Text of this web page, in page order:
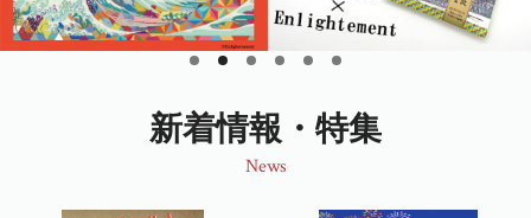
新着情報・特集
News